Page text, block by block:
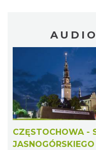
CZĘSTOCHOWA -
JASNOGÓRSKIEGO